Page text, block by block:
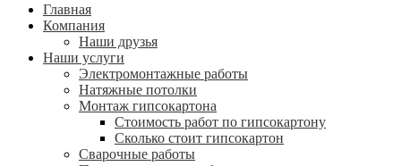
Главная
Компания
Наши друзья
Наши услуги
Электромонтажные работы
Натяжные потолки
Монтаж гипсокартона
Стоимость работ по гипсокартону
Сколько стоит гипсокартон
Сварочные работы